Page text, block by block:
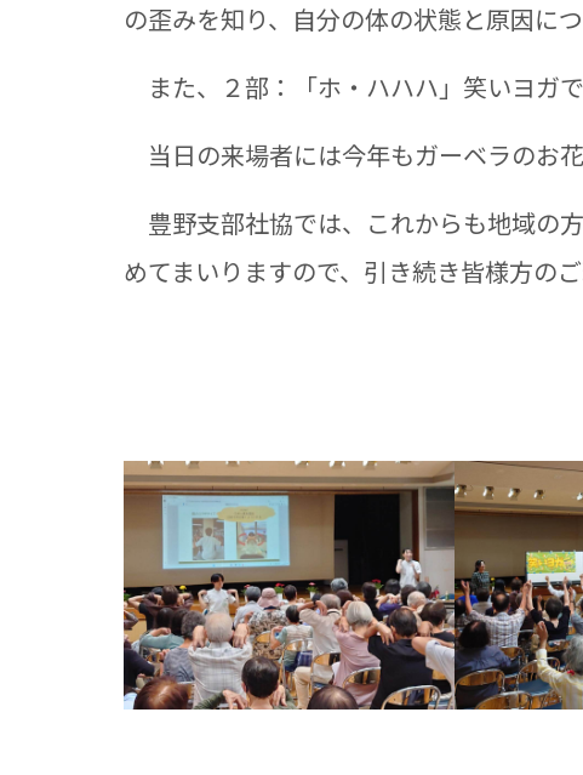
の歪みを知り、自分の体の状態と原因に
また、２部：「ホ・ハハハ」笑いヨガ
当日の来場者には今年もガーベラのお
豊野支部社協では、これからも地域の
めてまいりますので、引き続き皆様方の